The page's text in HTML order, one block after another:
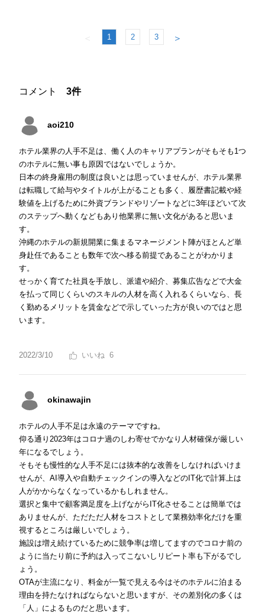
＜ 1 2 3 ＞
コメント 3件
aoi210
ホテル業界の人手不足は、働く人のキャリアプランがそもそも1つ
のホテルに無い事も原因ではないでしょうか。
日本の終身雇用の制度は良いとは思っていませんが、ホテル業界
は転職して給与やタイトルが上がることも多く、履歴書記載や経
験値を上げるために外資ブランドやリゾートなどに3年ほどいて次
のステップへ動くなどもあり他業界に無い文化があると思いま
す。
沖縄のホテルの新規開業に集まるマネージメント陣がほとんど単
身赴任であることも数年で次へ移る前提であることがわかりま
す。
せっかく育てた社員を手放し、派遣や紹介、募集広告などで大金
を払って同じくらいのスキルの人材を高く入れるくらいなら、長
く勤めるメリットを賃金などで示していった方が良いのではと思
います。
2022/3/10 6
okinawajin
ホテルの人手不足は永遠のテーマですね。
仰る通り2023年はコロナ過のしわ寄せでかなり人材確保が厳しい
年になるでしょう。
そもそも慢性的な人手不足には抜本的な改善をしなければいけま
せんが、AI導入や自動チェックインの導入などのIT化で計算上は
人がかからなくなっているかもしれません。
選択と集中で顧客満足度を上げながらIT化させることは簡単では
ありませんが、ただただ人材をコストとして業務効率化だけを重
視するところは厳しいでしょう。
施設は増え続けているために競争率は増してますのでコロナ前の
ように当たり前に予約は入ってこないしリピート率も下がるでし
ょう。
OTAが主流になり、料金が一覧で見える今はそのホテルに泊まる
理由を持たなければならないと思いますが、その差別化の多くは
「人」によるものだと思います。